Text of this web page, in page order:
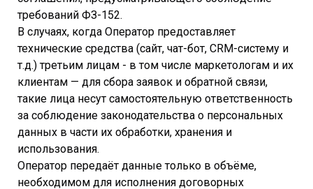
требований ФЗ-152.
В случаях, когда Оператор предоставляет
технические средства (сайт, чат-бот, CRM-систему и
т.д.) третьим лицам - в том числе маркетологам и их
клиентам — для сбора заявок и обратной связи,
такие лица несут самостоятельную ответственность
за соблюдение законодательства о персональных
данных в части их обработки, хранения и
использования.
Оператор передаёт данные только в объёме,
необходимом для исполнения договорных